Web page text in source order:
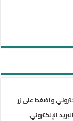
واضغط على زر
الإلكتروني.